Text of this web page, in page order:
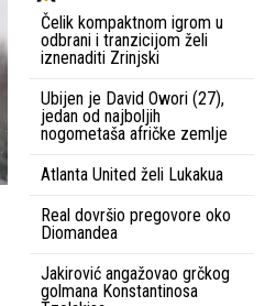
Čelik kompaktnom igrom u
odbrani i tranzicijom želi
iznenaditi Zrinjski
Ubijen je David Owori (27),
jedan od najboljih
nogometaša afričke zemlje
Atlanta United želi Lukakua
Real dovršio pregovore oko
Diomandea
Jakirović angažovao grčkog
golmana Konstantinosa